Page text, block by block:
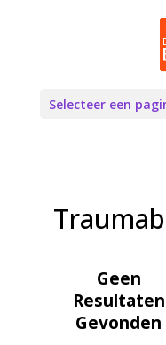
Selecteer een
Geen
Resultaten
Gevonden